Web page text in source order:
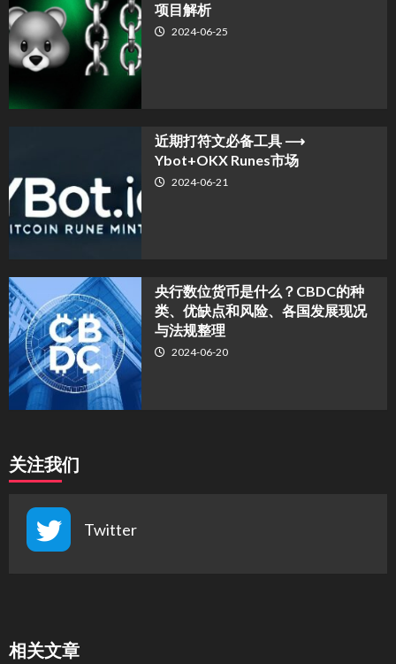
项目解析
2024-06-25
近期打符文必备工具 ⟶
Ybot+OKX Runes市场
2024-06-21
央行数位货币是什么？CBDC的种
类、优缺点和风险、各国发展现况
与法规整理
2024-06-20
关注我们
Twitter
相关文章